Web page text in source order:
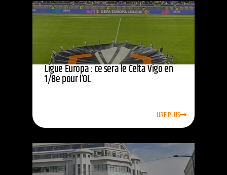
Ligue Europa : ce sera le Celta Vigo en
1/8e pour l’OL
LIRE PLUS